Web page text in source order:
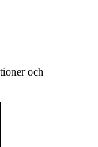
och